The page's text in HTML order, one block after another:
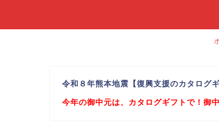
令和８年熊本地震【復興支援のカタログ
今年の御中元は、カタログギフトで！御